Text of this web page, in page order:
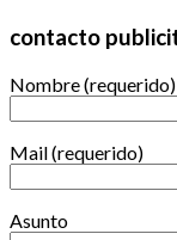
contacto
Nombre (requerido)
Mail (requerido)
Asunto